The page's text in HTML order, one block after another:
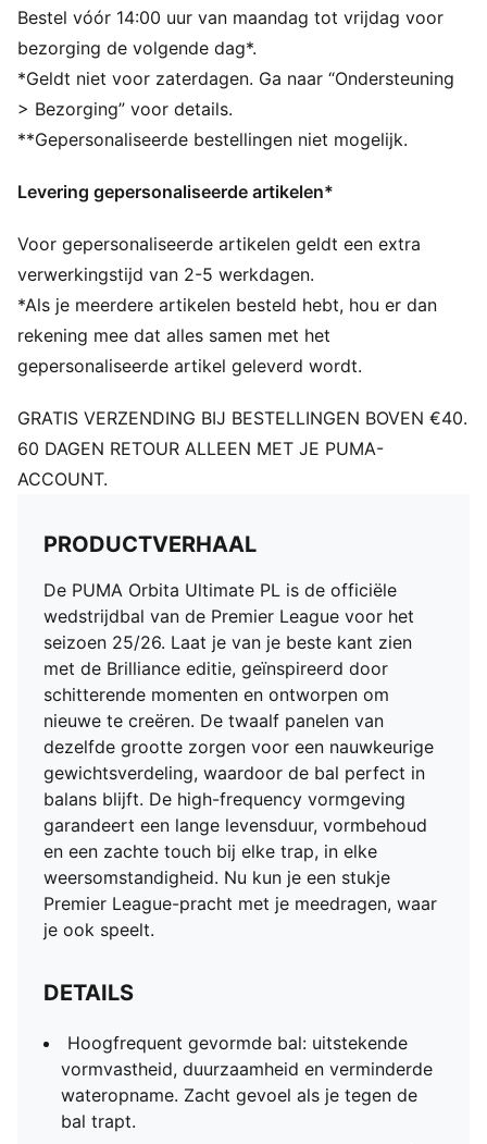
stukje Premier League-pracht met je meedragen, waar
je ook speelt.
DETAILS
Hoogfrequent gevormde bal: uitstekende
vormvastheid, duurzaamheid en verminderde
wateropname. Zacht gevoel als je tegen de bal trapt.
maat bieden een perfect uitgebalanceerde
hebben gegarandeerd een positief effect op de
aerodynamica
1,2 mm PU-oppervlak met 3D-textuur: verbetert de
duurzaamheid en aerodynamica
Rubberen binnenbal + PUMA Air Lock-ventiel:
uitstekende luchtretentie en stuitkracht
prestatieniveau
Bestel vóór 14:00 uur van maandag tot vrijdag voor
bezorging de volgende dag*.
*Geldt niet voor zaterdagen. Ga naar “Ondersteuning
> Bezorging” voor details.
**Gepersonaliseerde bestellingen niet mogelijk.
Levering gepersonaliseerde artikelen*
Voor gepersonaliseerde artikelen geldt een extra
verwerkingstijd van 2-5 werkdagen.
*Als je meerdere artikelen besteld hebt, hou er dan
rekening mee dat alles samen met het
gepersonaliseerde artikel geleverd wordt.
GRATIS VERZENDING BIJ BESTELLINGEN BOVEN €40.
60 DAGEN RETOUR ALLEEN MET JE PUMA-
ACCOUNT.
PRODUCTVERHAAL
De PUMA Orbita Ultimate PL is de officiële
wedstrijdbal van de Premier League voor het
seizoen 25/26. Laat je van je beste kant zien
met de Brilliance editie, geïnspireerd door
schitterende momenten en ontworpen om
nieuwe te creëren. De twaalf panelen van
dezelfde grootte zorgen voor een nauwkeurige
gewichtsverdeling, waardoor de bal perfect in
balans blijft. De high-frequency vormgeving
garandeert een lange levensduur, vormbehoud
en een zachte touch bij elke trap, in elke
weersomstandigheid. Nu kun je een stukje
Premier League-pracht met je meedragen, waar
je ook speelt.
DETAILS
Hoogfrequent gevormde bal: uitstekende
vormvastheid, duurzaamheid en verminderde
wateropname. Zacht gevoel als je tegen de
bal trapt.